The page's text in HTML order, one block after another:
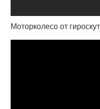
Моторколесо от